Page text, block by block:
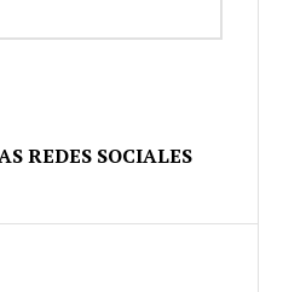
REDES SOCIALES